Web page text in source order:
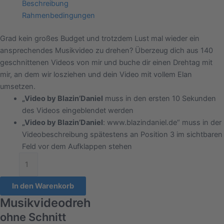
Beschreibung
Rahmenbedingungen
Grad kein großes Budget und trotzdem Lust mal wieder ein
ansprechendes Musikvideo zu drehen? Überzeug dich aus 140
geschnittenen Videos von mir und buche dir einen Drehtag mit
mir, an dem wir losziehen und dein Video mit vollem Elan
umsetzen.
„Video by Blazin’Daniel muss in den ersten 10 Sekunden
des Videos eingeblendet werden
„Video by Blazin’Daniel: www.blazindaniel.de“ muss in der
Videobeschreibung spätestens an Position 3 im sichtbaren
Feld vor dem Aufklappen stehen
In den Warenkorb
Musikvideodreh
ohne Schnitt